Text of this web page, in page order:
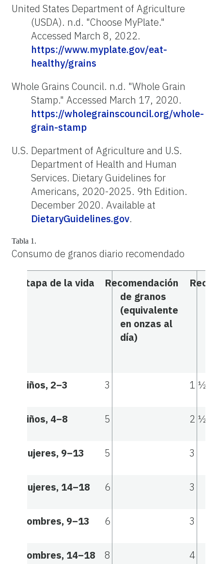
United States Department of Agriculture
(USDA). n.d. "Choose MyPlate."
Accessed March 8, 2022.
https://www.myplate.gov/eat-
healthy/grains
Whole Grains Council. n.d. "Whole Grain
Stamp." Accessed March 17, 2020.
https://wholegrainscouncil.org/whole-
grain-stamp
U.S. Department of Agriculture and U.S.
Department of Health and Human
Services. Dietary Guidelines for
Americans, 2020-2025. 9th Edition.
December 2020. Available at
DietaryGuidelines.gov.
Tabla 1.
Consumo de granos diario recomendado
Etapa de la vida
Recomendación
de granos
(equivalente
en onzas al
día)
Niños, 2–3 3 1 ½
Niños, 4–8 5 2 ½
Mujeres, 9–13 5 3
Mujeres, 14–18 6 3
Hombres, 9–13 6 3
Hombres, 14–18 8 4